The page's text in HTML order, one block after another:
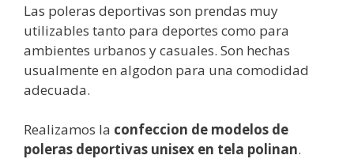
Las poleras deportivas son prendas muy
utilizables tanto para deportes como para
ambientes urbanos y casuales. Son hechas
usualmente en algodon para una comodidad
adecuada.
Realizamos la confeccion de modelos de
poleras deportivas unisex en tela polinan.